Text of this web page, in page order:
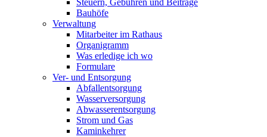
Steuern, Gebühren und Beiträge
Bauhöfe
Verwaltung
Mitarbeiter im Rathaus
Organigramm
Was erledige ich wo
Formulare
Ver- und Entsorgung
Abfallentsorgung
Wasserversorgung
Abwasserentsorgung
Strom und Gas
Kaminkehrer